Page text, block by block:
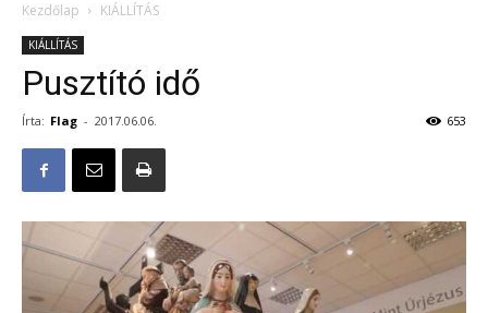
Kezdőlap KIÁLLÍTÁS
KIÁLLÍTÁS
Pusztító idő
Írta: Flag - 2017.06.06. 653